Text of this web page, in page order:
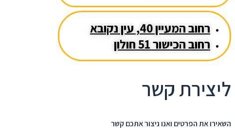
רחוב המעיין 40, עין נקובא
רחוב הכישור 51 חולון
ליצירת קשר
השאירו את הפרטים ואנו ניצור אתכם קשר